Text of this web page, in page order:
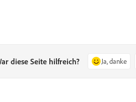
diese Seite hilfreich? Ja, danke